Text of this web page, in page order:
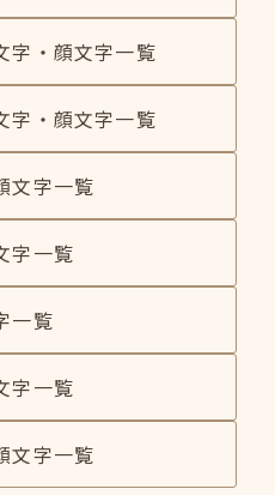
字・顔文字一覧
字・顔文字一覧
文字一覧
字一覧
一覧
字一覧
文字一覧